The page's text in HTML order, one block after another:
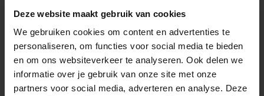
Deze website maakt gebruik van cookies
We gebruiken cookies om content en advertenties te
personaliseren, om functies voor social media te bieden
en om ons websiteverkeer te analyseren. Ook delen we
informatie over je gebruik van onze site met onze
partners voor social media, adverteren en analyse. Deze
Rollenbaanbocht - 1007411
B 1000 mm